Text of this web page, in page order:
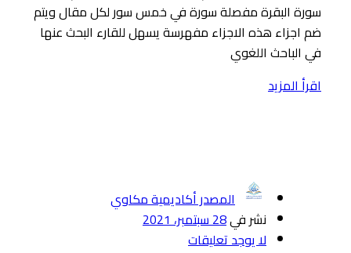
سورة البقرة مفصلة سورة في خمس سور لكل مقال ويتم
ضم اجزاء هذه الاجزاء مفهرسة يسهل للقارء البحث عنها
في الباحث اللغوي
اقرأ المزيد
المصدر أكاديمية مكاوي
نشر في28 سبتمبر، 2021
لا يوجد تعليقات